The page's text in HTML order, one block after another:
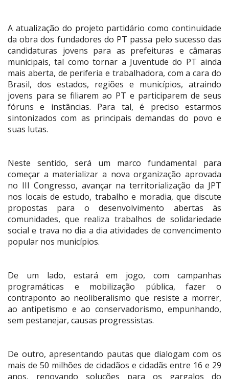
A atualização do projeto partidário como continuidade
da obra dos fundadores do PT passa pelo sucesso das
candidaturas jovens para as prefeituras e câmaras
municipais, tal como tornar a Juventude do PT ainda
mais aberta, de periferia e trabalhadora, com a cara do
Brasil, dos estados, regiões e municípios, atraindo
jovens para se filiarem ao PT e participarem de seus
fóruns e instâncias. Para tal, é preciso estarmos
sintonizados com as principais demandas do povo e
suas lutas.
Neste sentido, será um marco fundamental para
começar a materializar a nova organização aprovada
no III Congresso, avançar na territorialização da JPT
nos locais de estudo, trabalho e moradia, que discute
propostas para o desenvolvimento abertas às
comunidades, que realiza trabalhos de solidariedade
social e trava no dia a dia atividades de convencimento
popular nos municípios.
De um lado, estará em jogo, com campanhas
programáticas e mobilização pública, fazer o
contraponto ao neoliberalismo que resiste a morrer,
ao antipetismo e ao conservadorismo, empunhando,
sem pestanejar, causas progressistas.
De outro, apresentando pautas que dialogam com os
mais de 50 milhões de cidadãos e cidadãs entre 16 e 29
anos, renovando soluções para os gargalos do